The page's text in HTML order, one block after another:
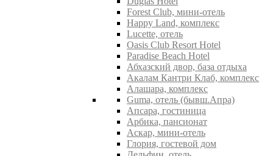
Forest Club, мини-отель
Happy Land, комплекс
Lucette, отель
Oasis Club Resort Hotel
Paradise Beach Hotel
Абхазский двор, база отдыха
Акалам Кантри Клаб, комплекс
Алашара, комплекс
Guma, отель (бывш.Апра)
Апсара, гостиница
Арбика, пансионат
Аскар, мини-отель
Глория, гостевой дом